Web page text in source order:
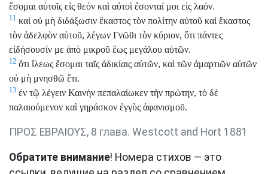
ἔσομαι αὐτοῖς εἰς θεόν καὶ αὐτοὶ ἔσονταί μοι εἰς λαόν.
11 καὶ οὐ μὴ διδάξωσιν ἕκαστος τὸν πολίτην αὐτοῦ καὶ ἕκαστος
τὸν ἀδελφὸν αὐτοῦ, λέγων Γνῶθι τὸν κύριον, ὅτι πάντες
εἰδήσουσίν με ἀπὸ μικροῦ ἕως μεγάλου αὐτῶν.
12 ὅτι ἵλεως ἔσομαι ταῖς ἀδικίαις αὐτῶν, καὶ τῶν ἁμαρτιῶν αὐτῶν
οὐ μὴ μνησθῶ ἔτι.
13 ἐν τῷ λέγειν Καινήν πεπαλαίωκεν τὴν πρώτην, τὸ δὲ
παλαιούμενον καὶ γηράσκον ἐγγὺς ἀφανισμοῦ.
ΠΡΟΣ ΕΒΡΑΙΟΥΣ, 8 глава. Westcott and Hort 1881
Обратите внимание! Номера стихов — это